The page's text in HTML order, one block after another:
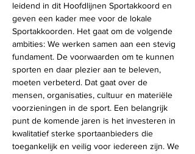
leidend in dit Hoofdlijnen Sportakkoord en
geven een kader mee voor de lokale
Sportakkoorden. Het gaat om de volgende
ambities: We werken samen aan een stevig
fundament. De voorwaarden om te kunnen
sporten en daar plezier aan te beleven,
moeten verbeterd. Dat gaat over de
mensen, organisaties, cultuur en materiële
voorzieningen in de sport. Een belangrijk
punt de komende jaren is het investeren in
kwalitatief sterke sportaanbieders die
toegankelijk en veilig voor iedereen zijn. We